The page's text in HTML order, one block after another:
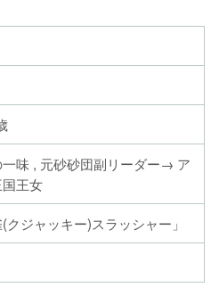
味 , 元砂砂団副リーダー→ ア
王女
クジャッキー)スラッシャー」